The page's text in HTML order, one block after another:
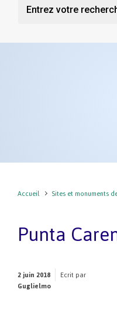
Accueil Sites et monuments
Punta
2 juin 2018
Ecrit par
Guglielmo